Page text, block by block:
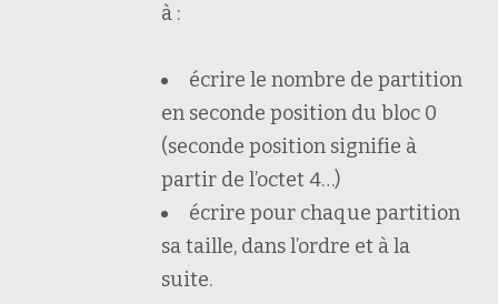
à :
écrire le nombre de partition
en seconde position du bloc 0
(seconde position signifie à
partir de l’octet 4…)
écrire pour chaque partition
sa taille, dans l’ordre et à la
suite.